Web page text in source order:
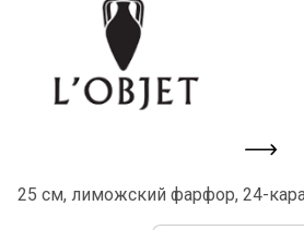
25 см, лиможский фарфор, 24-